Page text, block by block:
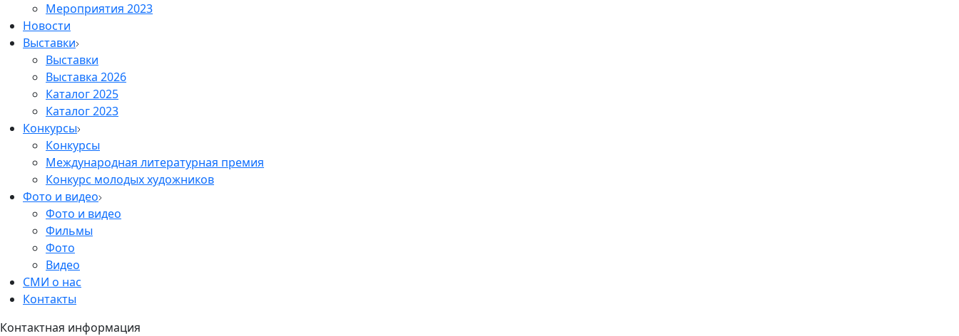
Мероприятия 2023
Новости
Выставки
Выставки
Выставка 2026
Каталог 2025
Каталог 2023
Конкурсы
Конкурсы
Международная литературная премия
Конкурс молодых художников
Фото и видео
Фото и видео
Фильмы
Фото
Видео
СМИ о нас
Контакты
Контактная информация